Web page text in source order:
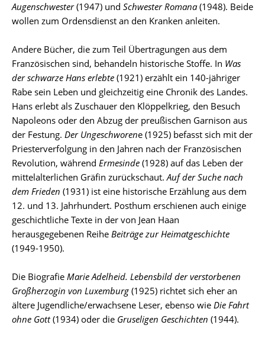
Augenschwester(1947) und Schwester Romana(1948). Beide
wollen zum Ordensdienst an den Kranken anleiten.
Andere Bücher, die zum Teil Übertragungen aus dem
Französischen sind, behandeln historische Stoffe. In Was
der schwarze Hans erlebte (1921) erzählt ein 140-jähriger
Rabe sein Leben und gleichzeitig eine Chronik des Landes.
Hans erlebt als Zuschauer den Klöppelkrieg, den Besuch
Napoleons oder den Abzug der preußischen Garnison aus
der Festung. Der Ungeschworene (1925) befasst sich mit der
Priesterverfolgung in den Jahren nach der Französischen
Revolution, während Ermesinde (1928) auf das Leben der
mittelalterlichen Gräfin zurückschaut.Auf der Suche nach
dem Frieden (1931) ist eine historische Erzählung aus dem
12. und 13. Jahrhundert. Posthum erschienen auch einige
geschichtliche Texte in der von Jean Haan
herausgegebenen Reihe Beiträge zur Heimatgeschichte
(1949-1950).
Die Biografie Marie Adelheid. Lebensbild der verstorbenen
Großherzogin von Luxemburg (1925) richtet sich eher an
ältere Jugendliche/erwachsene Leser, ebenso wie Die Fahrt
ohne Gott(1934) oder die Gruseligen Geschichten (1944).